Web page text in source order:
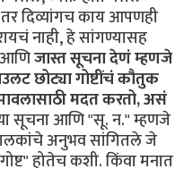
दिव्यांगच काय आपणही
नाही, हे सांगण्यासह
जास्त सूचना देणं म्हणजे
छोट्या गोष्टींचं कौतुक
मदत करतो, असं
सूचना आणि "सू. न." म्हणजे
अनुभव सांगितले जे
होतेच कशी. किंवा मनात